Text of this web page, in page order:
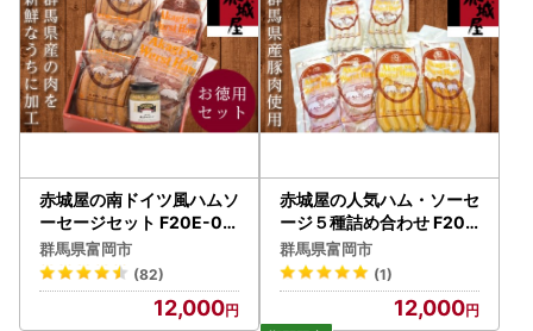
赤城屋の南ドイツ風ハムソ
ーセージセット F20E-00
1
群馬県富岡市
(82)
12,000
赤城屋の人気ハム・ソーセ
ージ５種詰め合わせ F20E
-005
群馬県富岡市
(1)
12,000